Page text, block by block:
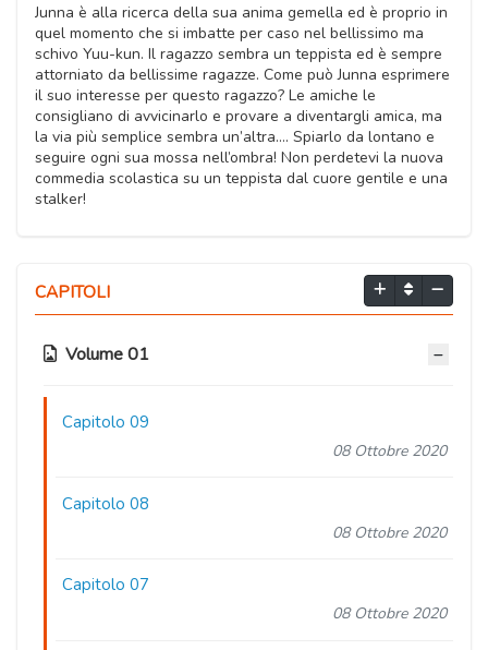
Junna è alla ricerca della sua anima gemella ed è proprio in
quel momento che si imbatte per caso nel bellissimo ma
schivo Yuu-kun. Il ragazzo sembra un teppista ed è sempre
attorniato da bellissime ragazze. Come può Junna esprimere
il suo interesse per questo ragazzo? Le amiche le
consigliano di avvicinarlo e provare a diventargli amica, ma
la via più semplice sembra un’altra…. Spiarlo da lontano e
seguire ogni sua mossa nell’ombra! Non perdetevi la nuova
commedia scolastica su un teppista dal cuore gentile e una
stalker!
CAPITOLI
Volume 01
Capitolo 09
08 Ottobre 2020
Capitolo 08
08 Ottobre 2020
Capitolo 07
08 Ottobre 2020